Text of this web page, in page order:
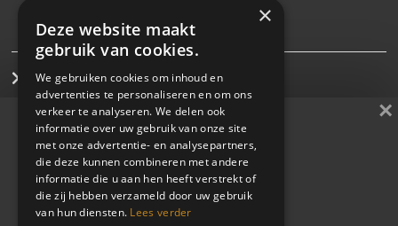
Interim management
Direct search
Cases
Learn & share
Whitepaper
De kunst van de juiste
×
×
Deze website maakt
gebruik van cookies.
We gebruiken cookies om inhoud en
advertenties te personaliseren en om ons
verkeer te analyseren. We delen ook
informatie over uw gebruik van onze site
met onze advertentie- en analysepartners,
die deze kunnen combineren met andere
informatie die u aan hen heeft verstrekt of
die zij hebben verzameld door uw gebruik
van hun diensten. Lees verder